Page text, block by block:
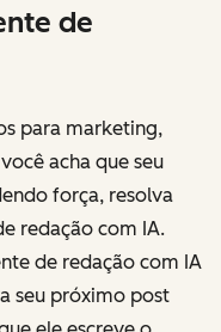
de
para marketing,
acha que seu
força, resolva
redação com IA.
de redação com IA
seu próximo post